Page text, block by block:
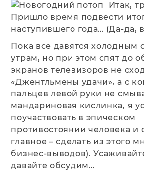
Итак,
Пришло время подвести
наступившего года… (Да-да,
Пока все давятся холодным
утрам, но при этом спят до
экранов телевизоров не
«Джентльмены удачи», а с
пальцев левой руки не
мандариновая кислинка, я
поучаствовать в эпическом
противостоянии человека и
главное – сделать из этого
бизнес-выводов).
давайте обсудим…